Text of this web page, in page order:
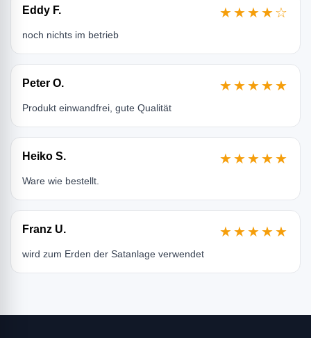
Eddy F. ★★★★☆
noch nichts im betrieb
Peter O. ★★★★★
Produkt einwandfrei, gute Qualität
Heiko S. ★★★★★
Ware wie bestellt.
Franz U. ★★★★★
wird zum Erden der Satanlage verwendet